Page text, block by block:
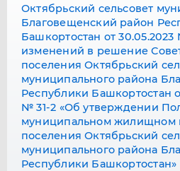
Октябрьский сельсовет
Благовещенский район
Башкортостан от
изменений в решение
поселения Октябрьский
муниципального района
Республики Башкортостан
№ 31-2 «Об утверждении
муниципальном жилищном
поселения Октябрьский
муниципального района
Республики Башкортостан»